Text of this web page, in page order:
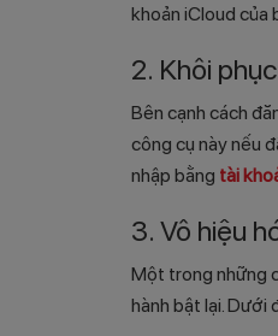
khoản iCloud của
2. Khôi
Bên cạnh cách
công cụ này nếu
nhập bằng tài
3. Vô hiệu
Một trong những
hành bật lại.